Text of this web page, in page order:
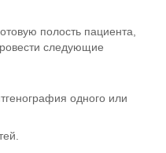
полость пациента,
следующие
одного или